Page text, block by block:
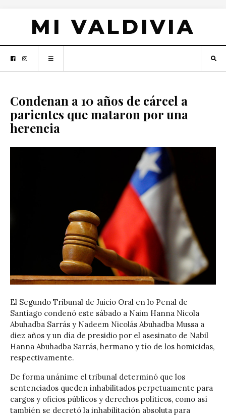
MI VALDIVIA
Condenan a 10 años de cárcel a
parientes que mataron por una
herencia
El Segundo Tribunal de Juicio Oral en lo Penal de
Santiago condenó este sábado a Naim Hanna Nicola
Abuhadba Sarrás y Nadeem Nicolás Abuhadba Mussa a
diez años y un día de presidio por el asesinato de Nabil
Hanna Abuhadba Sarrás, hermano y tío de los homicidas,
respectivamente.
De forma unánime el tribunal determinó que los
sentenciados queden inhabilitados perpetuamente para
cargos y oficios públicos y derechos políticos, como así
también se decretó la inhabilitación absoluta para